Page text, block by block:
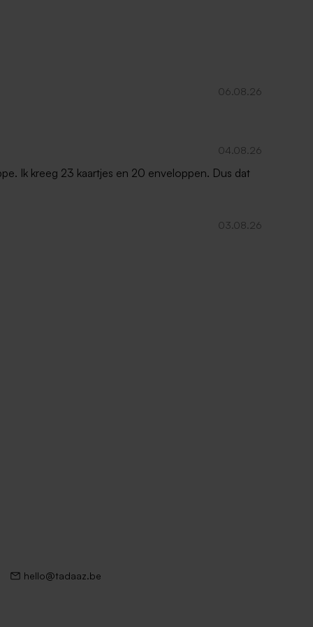
06.08.26
04.08.26
Ik kreeg 23 kaartjes en 20 enveloppen. Dus dat
03.08.26
hello@tadaaz.be